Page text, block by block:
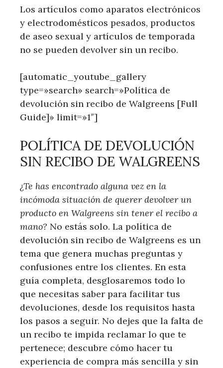
Los artículos como aparatos electrónicos
y electrodomésticos pesados, productos
de aseo sexual y artículos de temporada
no se pueden devolver sin un recibo.
[automatic_youtube_gallery
type=»search» search=»Política de
devolución sin recibo de Walgreens [Full
Guide]» limit=»1″]
POLÍTICA DE DEVOLUCIÓN
SIN RECIBO DE WALGREENS
¿Te has encontrado alguna vez en la
incómoda situación de querer devolver un
producto en Walgreens sin tener el recibo a
mano? No estás solo. La política ​de
devolución sin ​recibo de Walgreens⁢ es un
tema que genera ​muchas preguntas ​y
confusiones ​entre los clientes. En esta
guía completa, desglosaremos todo​ lo
que necesitas saber para facilitar tus
devoluciones, desde los requisitos ⁤hasta
los pasos‍ a ​seguir. No dejes que ‍la falta ⁣de
⁢un recibo te impida⁤ reclamar⁢ lo que te
pertenece; descubre cómo hacer tu
experiencia de compra más sencilla y sin